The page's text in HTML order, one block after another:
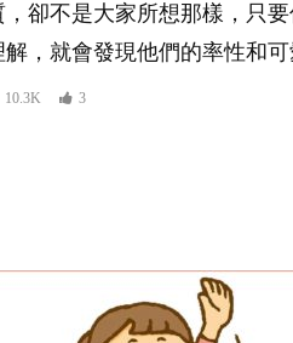
，卻不是大家所想那樣，只要
解，就會發現他們的率性和
10.3K 3